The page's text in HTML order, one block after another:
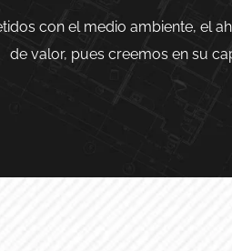
con el medio ambiente, el
de valor, pues creemos en su